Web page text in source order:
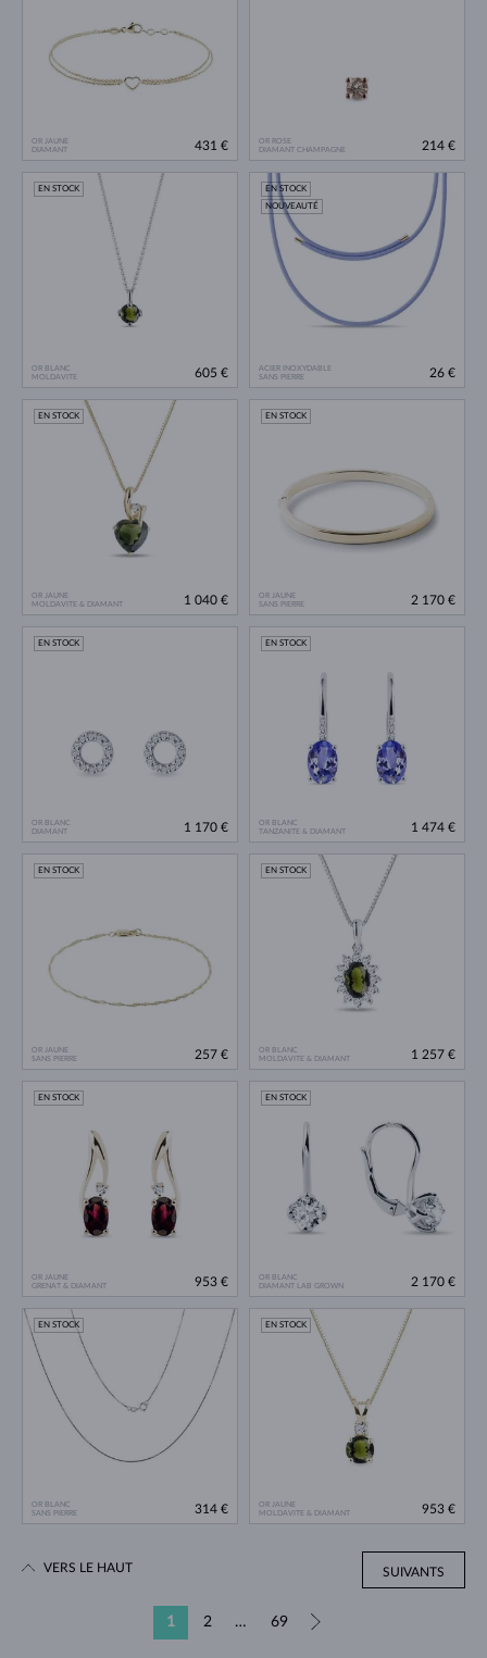
OR JAUNE
DIAMANT
431 €
OR ROSE
DIAMANT CHAMPAGNE
214 €
OR BLANC
MOLDAVITE
EN STOCK
605 €
ACIER INOXYDABLE
SANS PIERRE
EN STOCK
NOUVEAUTÉ
26 €
OR JAUNE
MOLDAVITE & DIAMANT
EN STOCK
1 040 €
OR JAUNE
SANS PIERRE
EN STOCK
2 170 €
OR BLANC
DIAMANT
EN STOCK
1 170 €
OR BLANC
TANZANITE & DIAMANT
EN STOCK
1 474 €
OR JAUNE
SANS PIERRE
EN STOCK
257 €
OR BLANC
MOLDAVITE & DIAMANT
EN STOCK
1 257 €
OR JAUNE
GRENAT & DIAMANT
EN STOCK
953 €
OR BLANC
DIAMANT LAB GROWN
EN STOCK
2 170 €
OR BLANC
SANS PIERRE
EN STOCK
314 €
OR JAUNE
MOLDAVITE & DIAMANT
EN STOCK
953 €
SUIVANTS
1 2 … 69
VERS LE HAUT